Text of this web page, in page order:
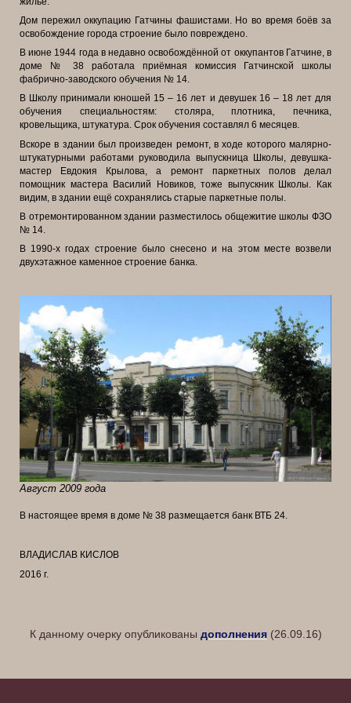
Дом пережил оккупацию Гатчины фашистами. Но во время боёв за
освобождение города строение было повреждено.
В июне 1944 года в недавно освобождённой от оккупантов Гатчине, в
доме № 38 работала приёмная комиссия Гатчинской школы
фабрично-заводского обучения № 14.
В Школу принимали юношей 15 – 16 лет и девушек 16 – 18 лет для
обучения специальностям: столяра, плотника, печника,
кровельщика, штукатура. Срок обучения составлял 6 месяцев.
Вскоре в здании был произведен ремонт, в ходе которого малярно-
штукатурными работами руководила выпускница Школы, девушка-
мастер Евдокия Крылова, а ремонт паркетных полов делал
помощник мастера Василий Новиков, тоже выпускник Школы. Как
видим, в здании ещё сохранялись старые паркетные полы.
В отремонтированном здании разместилось общежитие школы ФЗО
№ 14.
В 1990-х годах строение было снесено и на этом месте возвели
двухэтажное каменное строение банка.
Август 2009 года
В настоящее время в доме № 38 размещается банк ВТБ 24.
ВЛАДИСЛАВ КИСЛОВ
2016 г.
К данному очерку опубликованы дополнения(26.09.16)